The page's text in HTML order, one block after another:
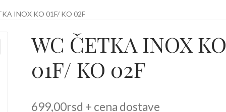
INOX KO 01F/ KO 02F
WC ČETKA INOX KO
01F/ KO 02F
699,00rsd + cena dostave